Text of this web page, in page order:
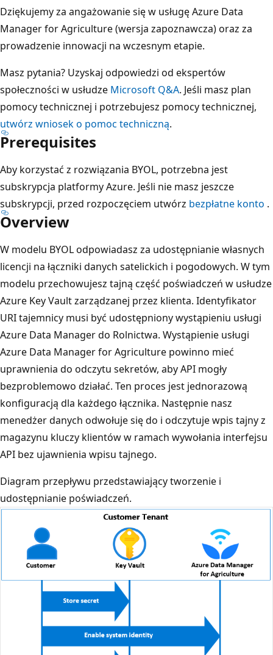
Dziękujemy za angażowanie się w usługę Azure Data
Manager for Agriculture (wersja zapoznawcza) oraz za
prowadzenie innowacji na wczesnym etapie.
Masz pytania? Uzyskaj odpowiedzi od ekspertów
społeczności w usłudze Microsoft Q&A. Jeśli masz plan
pomocy technicznej i potrzebujesz pomocy technicznej,
utwórz wniosek o pomoc techniczną.
Prerequisites
Aby korzystać z rozwiązania BYOL, potrzebna jest
subskrypcja platformy Azure. Jeśli nie masz jeszcze
subskrypcji, przed rozpoczęciem utwórz bezpłatne konto .
Overview
W modelu BYOL odpowiadasz za udostępnianie własnych
licencji na łączniki danych satelickich i pogodowych. W tym
modelu przechowujesz tajną część poświadczeń w usłudze
Azure Key Vault zarządzanej przez klienta. Identyfikator
URI tajemnicy musi być udostępniony wystąpieniu usługi
Azure Data Manager do Rolnictwa. Wystąpienie usługi
Azure Data Manager for Agriculture powinno mieć
uprawnienia do odczytu sekretów, aby API mogły
bezproblemowo działać. Ten proces jest jednorazową
konfiguracją dla każdego łącznika. Następnie nasz
menedżer danych odwołuje się do i odczytuje wpis tajny z
magazynu kluczy klientów w ramach wywołania interfejsu
API bez ujawnienia wpisu tajnego.
Diagram przepływu przedstawiający tworzenie i
udostępnianie poświadczeń.